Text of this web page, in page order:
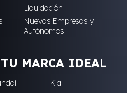
Liquidación
Nuevas Empresas y
Autónomos
MARCA IDEAL
Kia